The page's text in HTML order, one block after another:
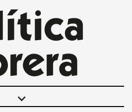
keyboard_arrow_down